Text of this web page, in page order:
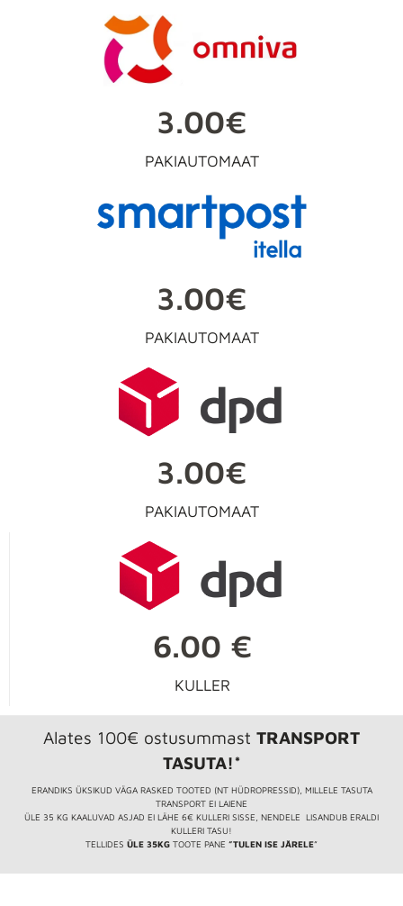
3.00€
PAKIAUTOMAAT
3.00€
PAKIAUTOMAAT
3.00€
PAKIAUTOMAAT
6.00 €
KULLER
Alates 100€ ostusummast TRANSPORT
TASUTA!*
ERANDIKS ÜKSIKUD VÄGA RASKED TOOTED (NT HÜDROPRESSID), MILLELE TASUTA
TRANSPORT EI LAIENE
ÜLE 35 KG KAALUVAD ASJAD EI LÄHE 6€ KULLERI SISSE, NENDELE LISANDUB ERALDI
KULLERI TASU!
TELLIDES ÜLE 35KG TOOTE PANE ”TULEN ISE JÄRELE”